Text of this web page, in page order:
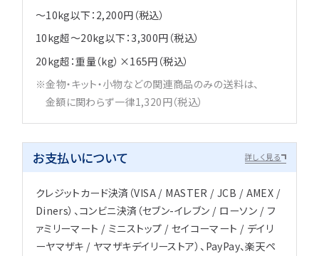
～10kg以下：2,200円（税込）
10kg超～20kg以下：3,300円（税込）
20kg超：重量（kg）×165円（税込）
金物・キット・小物などの関連商品のみの送料は、
金額に関わらず一律1,320円（税込）
お支払いについて 詳しく見る
クレジットカード決済（VISA / MASTER / JCB / AMEX /
Diners）、コンビニ決済（セブン-イレブン / ローソン / フ
ァミリーマート / ミニストップ / セイコーマート / デイリ
ーヤマザキ / ヤマザキデイリーストア）、PayPay、楽天ペ